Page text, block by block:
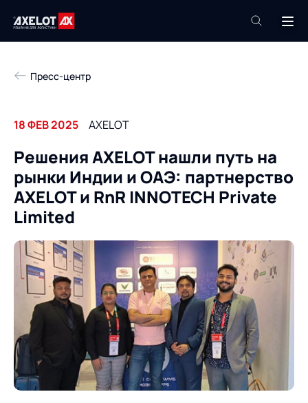
Техподдержка
Компания
Продукты
Роботизация
Академия
База знаний
Услуги
Пресс-центр
Контакты
О компании
О компании
ИТ-аккредитация
Партнеры
Импортозамещение
Продукты
Управление цепями
поставок
Оптимизация в цепях
поставок
Услуги
Пресс-центр
18 ФЕВ 2025 AXELOT
Решения AXELOT нашли путь на
рынки Индии и ОАЭ: партнерство
AXELOT и RnR INNOTECH Private
Limited